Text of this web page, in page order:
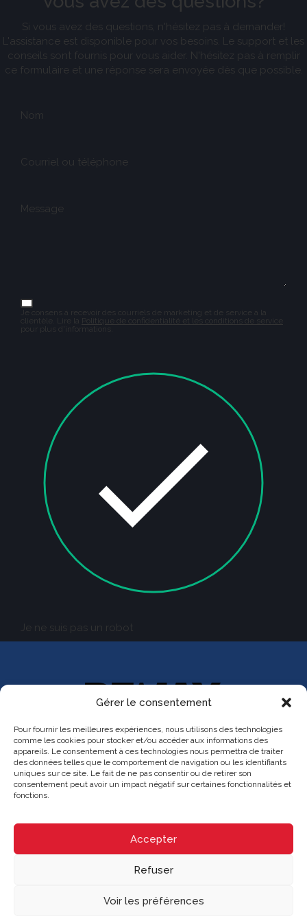
Gérer le consentement
Pour fournir les meilleures expériences, nous utilisons des technologies
comme les cookies pour stocker et/ou accéder aux informations des
appareils. Le consentement à ces technologies nous permettra de traiter
des données telles que le comportement de navigation ou les identifiants
uniques sur ce site. Le fait de ne pas consentir ou de retirer son
consentement peut avoir un impact négatif sur certaines fonctionnalités et
fonctions.
Accepter
Refuser
Voir les préférences
Si vous avez des questions, n'hésitez pas à demander!
L'assistance est disponible pour vos besoins. Le support et les
conseils sont fournis pour vous aider. N'hésitez pas à remplir
ce formulaire et une réponse sera envoyée dès que possible.
Nom
Courriel ou téléphone
Message
Je consens à recevoir des courriels de marketing et de service à la
clientèle. Lire la Politique de confidentialité et les conditions de service
pour plus d'informations.
Je ne suis pas un robot
CRYSTAL
Agence immobilière
Franchisé indépendant et autonome de RE/MAX Québec
228 boul. Curé-Labelle, Sainte-Thérèse, Québec J7E 2X7
(514) 267-7847
moc.cebeuq-xamer@nodan.ecnerual
Parcourir le contenu...
Vendre
Nos propriétés